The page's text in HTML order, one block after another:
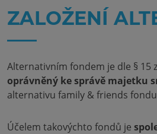
ZALOŽENÍ
Alternativním fondem je dle § 15
oprávněný ke správě majetku
alternativu family & friends
Účelem takovýchto fondů je